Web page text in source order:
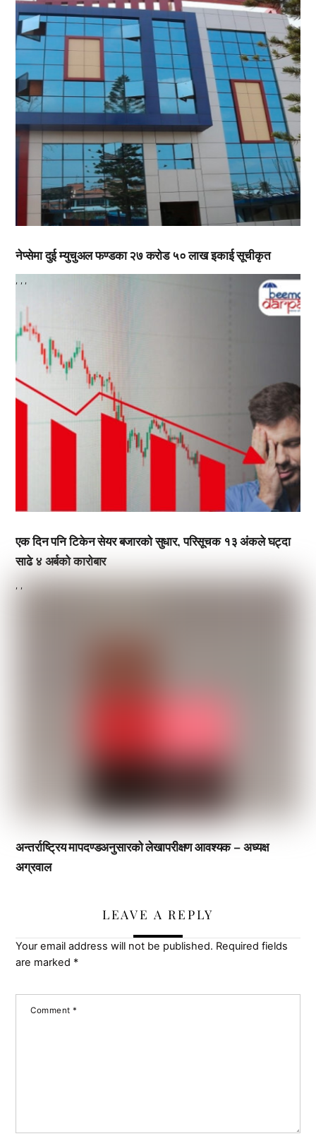
नेप्सेमा दुई म्युचुअल फण्डका २७ करोड ५० लाख इकाई सूचीकृत
एक दिन पनि टिकेन सेयर बजारको सुधार, परिसूचक १३ अंकले घट्दा
साढे ४ अर्बको कारोबार
, ,
अन्तर्राष्ट्रिय मापदण्डअनुसारको लेखापरीक्षण आवश्यक – अध्यक्ष
अग्रवाल
LEAVE A REPLY
Your email address will not be published. Required fields
are marked *
Comment*